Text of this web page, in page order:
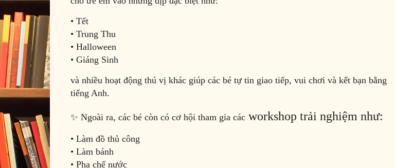
• Tết
• Trung Thu
• Halloween
• Giáng Sinh
và nhiều hoạt động thú vị khác giúp các bé tự tin giao tiếp, vui chơi và kết bạn bằng
tiếng Anh.
✨ Ngoài ra, các bé còn có cơ hội tham gia các workshop trải nghiệm như:
• Làm đồ thủ công
• Làm bánh
• Pha chế nước